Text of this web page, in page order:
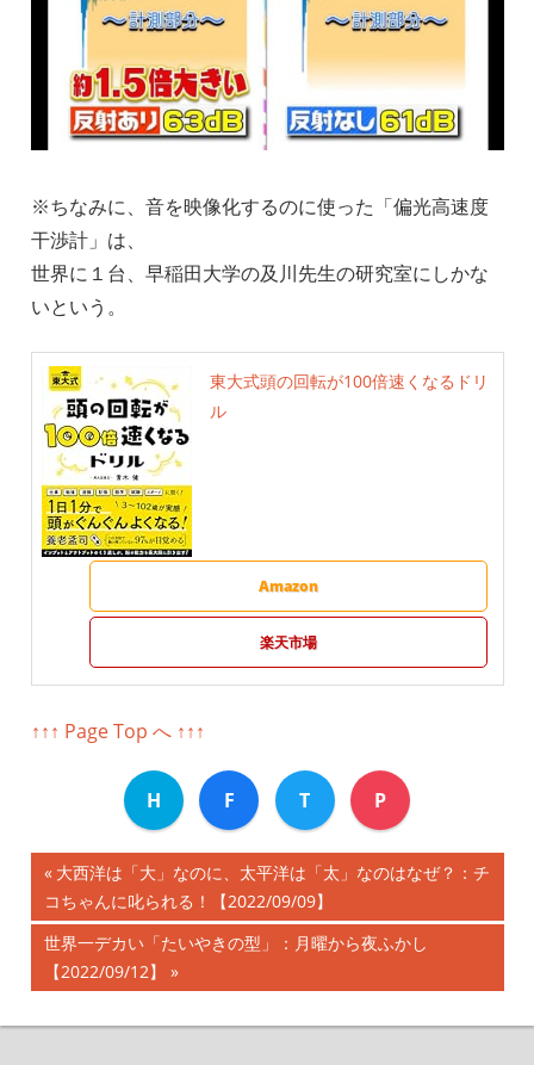
※ちなみに、音を映像化するのに使った「偏光高速度
干渉計」は、
世界に１台、早稲田大学の及川先生の研究室にしかな
いという。
東大式頭の回転が100倍速くなるドリ
ル
Amazon
楽天市場
↑↑↑ Page Top へ ↑↑↑
H F T P
投
稿
ナ
ビ
前
の
記
事:
大西洋は「大」なのに、太平洋は「太」なのはなぜ？：チ
コちゃんに叱られる！【2022/09/09】
次
の
事:
世界一デカい「たいやきの型」：月曜から夜ふかし
【2022/09/12】